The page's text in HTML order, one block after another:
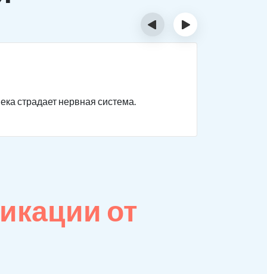
страдает нервная система.
‹ ›
от